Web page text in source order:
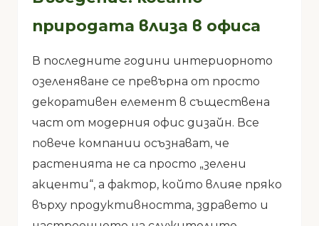
природата влиза в офиса
В последните години интериорното
озеленяване се превърна от просто
декоративен елемент в съществена
част от модерния офис дизайн. Все
повече компании осъзнават, че
растенията не са просто „зелени
акценти“, а фактор, който влияе пряко
върху продуктивността, здравето и